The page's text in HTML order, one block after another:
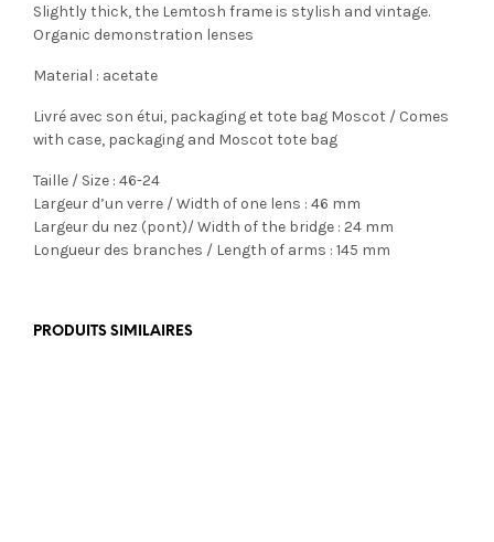
Slightly thick, the Lemtosh frame is stylish and vintage.
Organic demonstration lenses
Material : acetate
Livré avec son étui, packaging et tote bag Moscot / Comes
with case, packaging and Moscot tote bag
Taille / Size : 46-24
Largeur d’un verre / Width of one lens : 46 mm
Largeur du nez (pont)/ Width of the bridge : 24 mm
Longueur des branches / Length of arms : 145 mm
PRODUITS SIMILAIRES